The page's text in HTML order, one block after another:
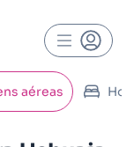
aéreas